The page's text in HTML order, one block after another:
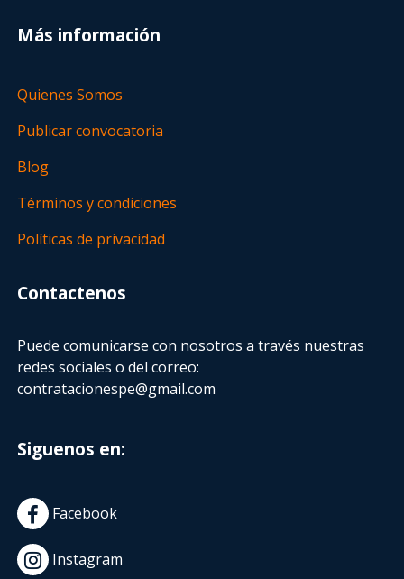
Más información
Quienes Somos
Publicar convocatoria
Blog
Términos y condiciones
Políticas de privacidad
Contactenos
Puede comunicarse con nosotros a través nuestras
redes sociales o del correo:
contratacionespe@gmail.com
Siguenos en:
Facebook
Instagram